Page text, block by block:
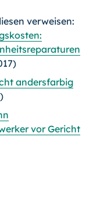
verweisen:
andersfarbig
vor Gericht